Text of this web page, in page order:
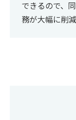
できるので、
務が大幅に削